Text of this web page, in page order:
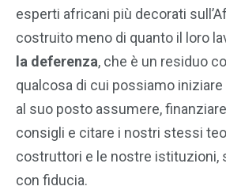
esperti africani più decorati
costruito meno di quanto il loro
la deferenza, che è un residuo
qualcosa di cui possiamo iniziare
al suo posto assumere,
consigli e citare i nostri stessi
costruttori e le nostre istituzioni,
con fiducia.